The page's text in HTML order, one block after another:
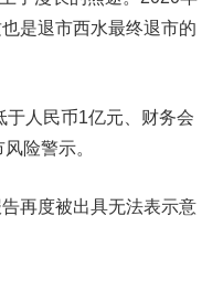
是退市西水最终退市的
人民币1亿元、财务会
险警示。
再度被出具无法表示意